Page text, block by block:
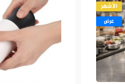
الأشهر
عرض